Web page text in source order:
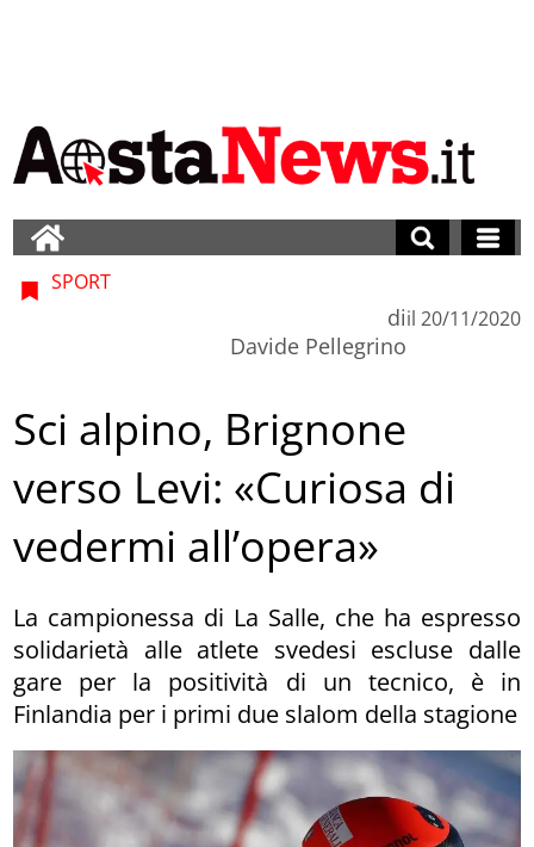
SPORT
di
Davide Pellegrino
il 20/11/2020
Sci alpino, Brignone
verso Levi: «Curiosa di
vedermi all’opera»
La campionessa di La Salle, che ha espresso
solidarietà alle atlete svedesi escluse dalle
gare per la positività di un tecnico, è in
Finlandia per i primi due slalom della stagione